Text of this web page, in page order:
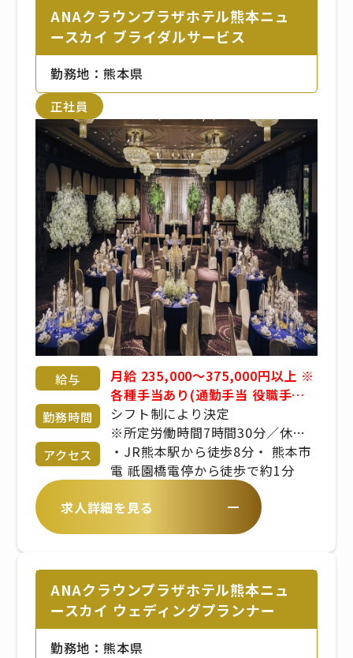
ANAクラウンプラザホテル熊本ニュ
ースカイ ブライダルサービス
勤務地：熊本県
正社員
給与
月給 235,000～375,000円以上 ※
各種手当あり(通勤手当 役職手当
家族手当 父母子家庭手当etc) ※
昇給年2回 / 賞与年２回 ※交通費
支給 (上限3万円/月)まで ※経験、
スキル、年齢を考慮の上、同社規
勤務時間
シフト制により決定
※所定労働時間7時間30分／休憩
60分
アクセス
・JR熊本駅から徒歩8分・ 熊本市
電 祇園橋電停から徒歩で約1分
求人詳細を見る
ANAクラウンプラザホテル熊本ニュ
ースカイ ウェディングプランナー
勤務地：熊本県